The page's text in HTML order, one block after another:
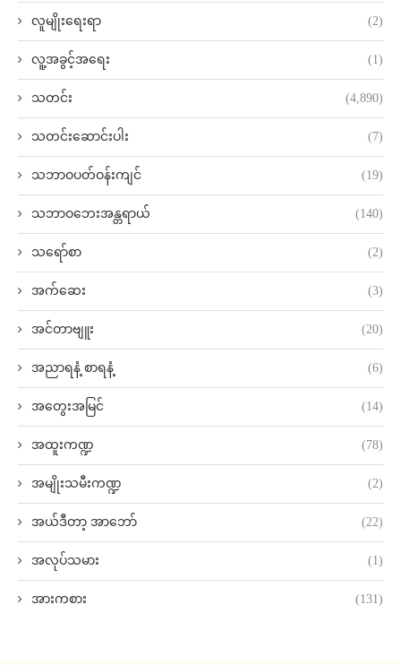
လူမျိုးရေးရာ (2)
လူ့အခွင့်အရေး (1)
သတင်း (4,890)
သတင်းဆောင်းပါး (7)
သဘာဝပတ်ဝန်းကျင် (19)
သဘာဝဘေးအန္တရာယ် (140)
သရော်စာ (2)
အက်ဆေး (3)
အင်တာဗျူး (20)
အညာရနံ့ စာရနံ့ (6)
အတွေးအမြင် (14)
အထူးကဏ္ဍ (78)
အမျိုးသမီးကဏ္ဍ (2)
အယ်ဒီတာ့ အာဘော် (22)
အလုပ်သမား (1)
အားကစား (131)